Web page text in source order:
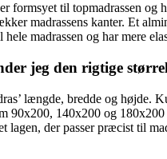
formsyet til topmadrassen og
madrassens kanter. Et
madrassen og har mere
jeg den rigtige
længde, bredde og højde.
90x200, 140x200 og
lagen, der passer præcist til